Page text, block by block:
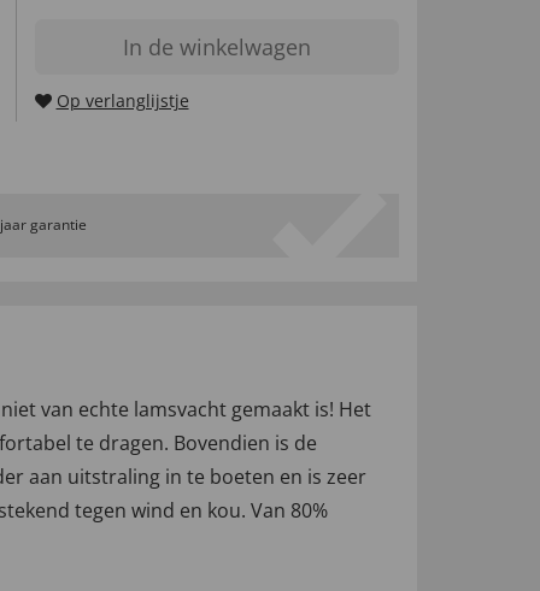
In de winkelwagen
Op verlanglijstje
garantie
van echte lamsvacht gemaakt is! Het
te dragen. Bovendien is de
aan uitstraling in te boeten en is zeer
tegen wind en kou. Van 80%